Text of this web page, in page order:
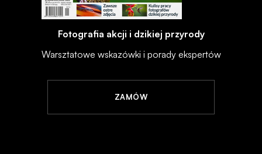
Fotografia akcji i dzikiej przyrody
Warsztatowe wskazówki i porady ekspertów
ZAMÓW